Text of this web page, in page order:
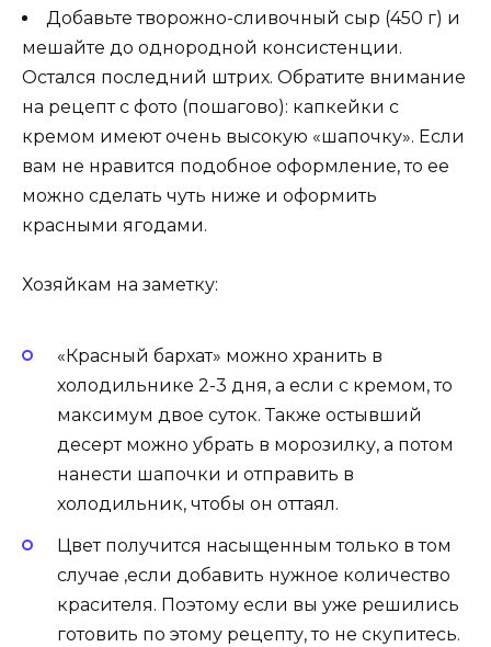
Добавьте творожно-сливочный сыр (450 г) и
мешайте до однородной консистенции.
Остался последний штрих. Обратите внимание
на рецепт с фото (пошагово): капкейки с
кремом имеют очень высокую «шапочку». Если
вам не нравится подобное оформление, то ее
можно сделать чуть ниже и оформить
красными ягодами.
Хозяйкам на заметку:
«Красный бархат» можно хранить в
холодильнике 2-3 дня, а если с кремом, то
максимум двое суток. Также остывший
десерт можно убрать в морозилку, а потом
нанести шапочки и отправить в
холодильник, чтобы он оттаял.
Цвет получится насыщенным только в том
случае ,если добавить нужное количество
красителя. Поэтому если вы уже решились
готовить по этому рецепту, то не скупитесь.